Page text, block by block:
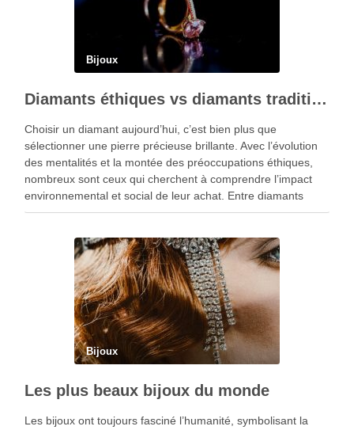
Bijoux
Diamants éthiques vs diamants traditionnels : guide d’achat responsable
Choisir un diamant aujourd’hui, c’est bien plus que
sélectionner une pierre précieuse brillante. Avec l’évolution
des mentalités et la montée des préoccupations éthiques,
nombreux sont ceux qui cherchent à comprendre l’impact
environnemental et social de leur achat. Entre diamants
traditionnels issus des mines et alternatives comme
point pour …
Bijoux
Les plus beaux bijoux du monde
Les bijoux ont toujours fasciné l’humanité, symbolisant la